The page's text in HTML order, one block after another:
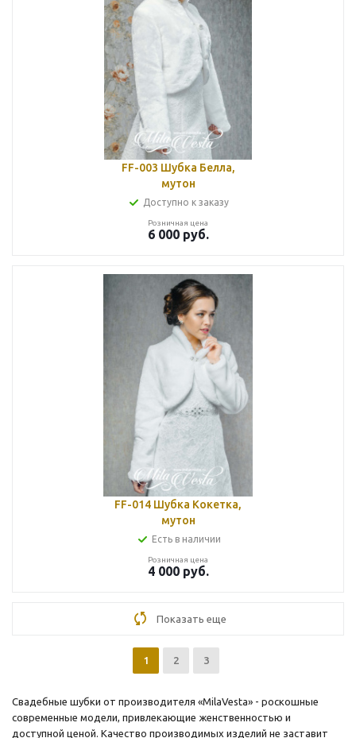
FF-003 Шубка Белла,
мутон
Доступно к заказу
Розничная цена
6 000руб.
FF-014 Шубка Кокетка,
мутон
Есть в наличии
Розничная цена
4 000руб.
Показать еще
1 2 3
Свадебные шубки от производителя «MilaVesta» - роскошные
современные модели, привлекающие женственностью и
доступной ценой. Качество производимых изделий не заставит